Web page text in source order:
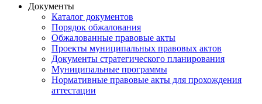
Документы
Каталог документов
Порядок обжалования
Обжалованные правовые акты
Проекты муниципальных правовых актов
Документы стратегического планирования
Муниципальные программы
Нормативные правовые акты для прохождения
аттестации